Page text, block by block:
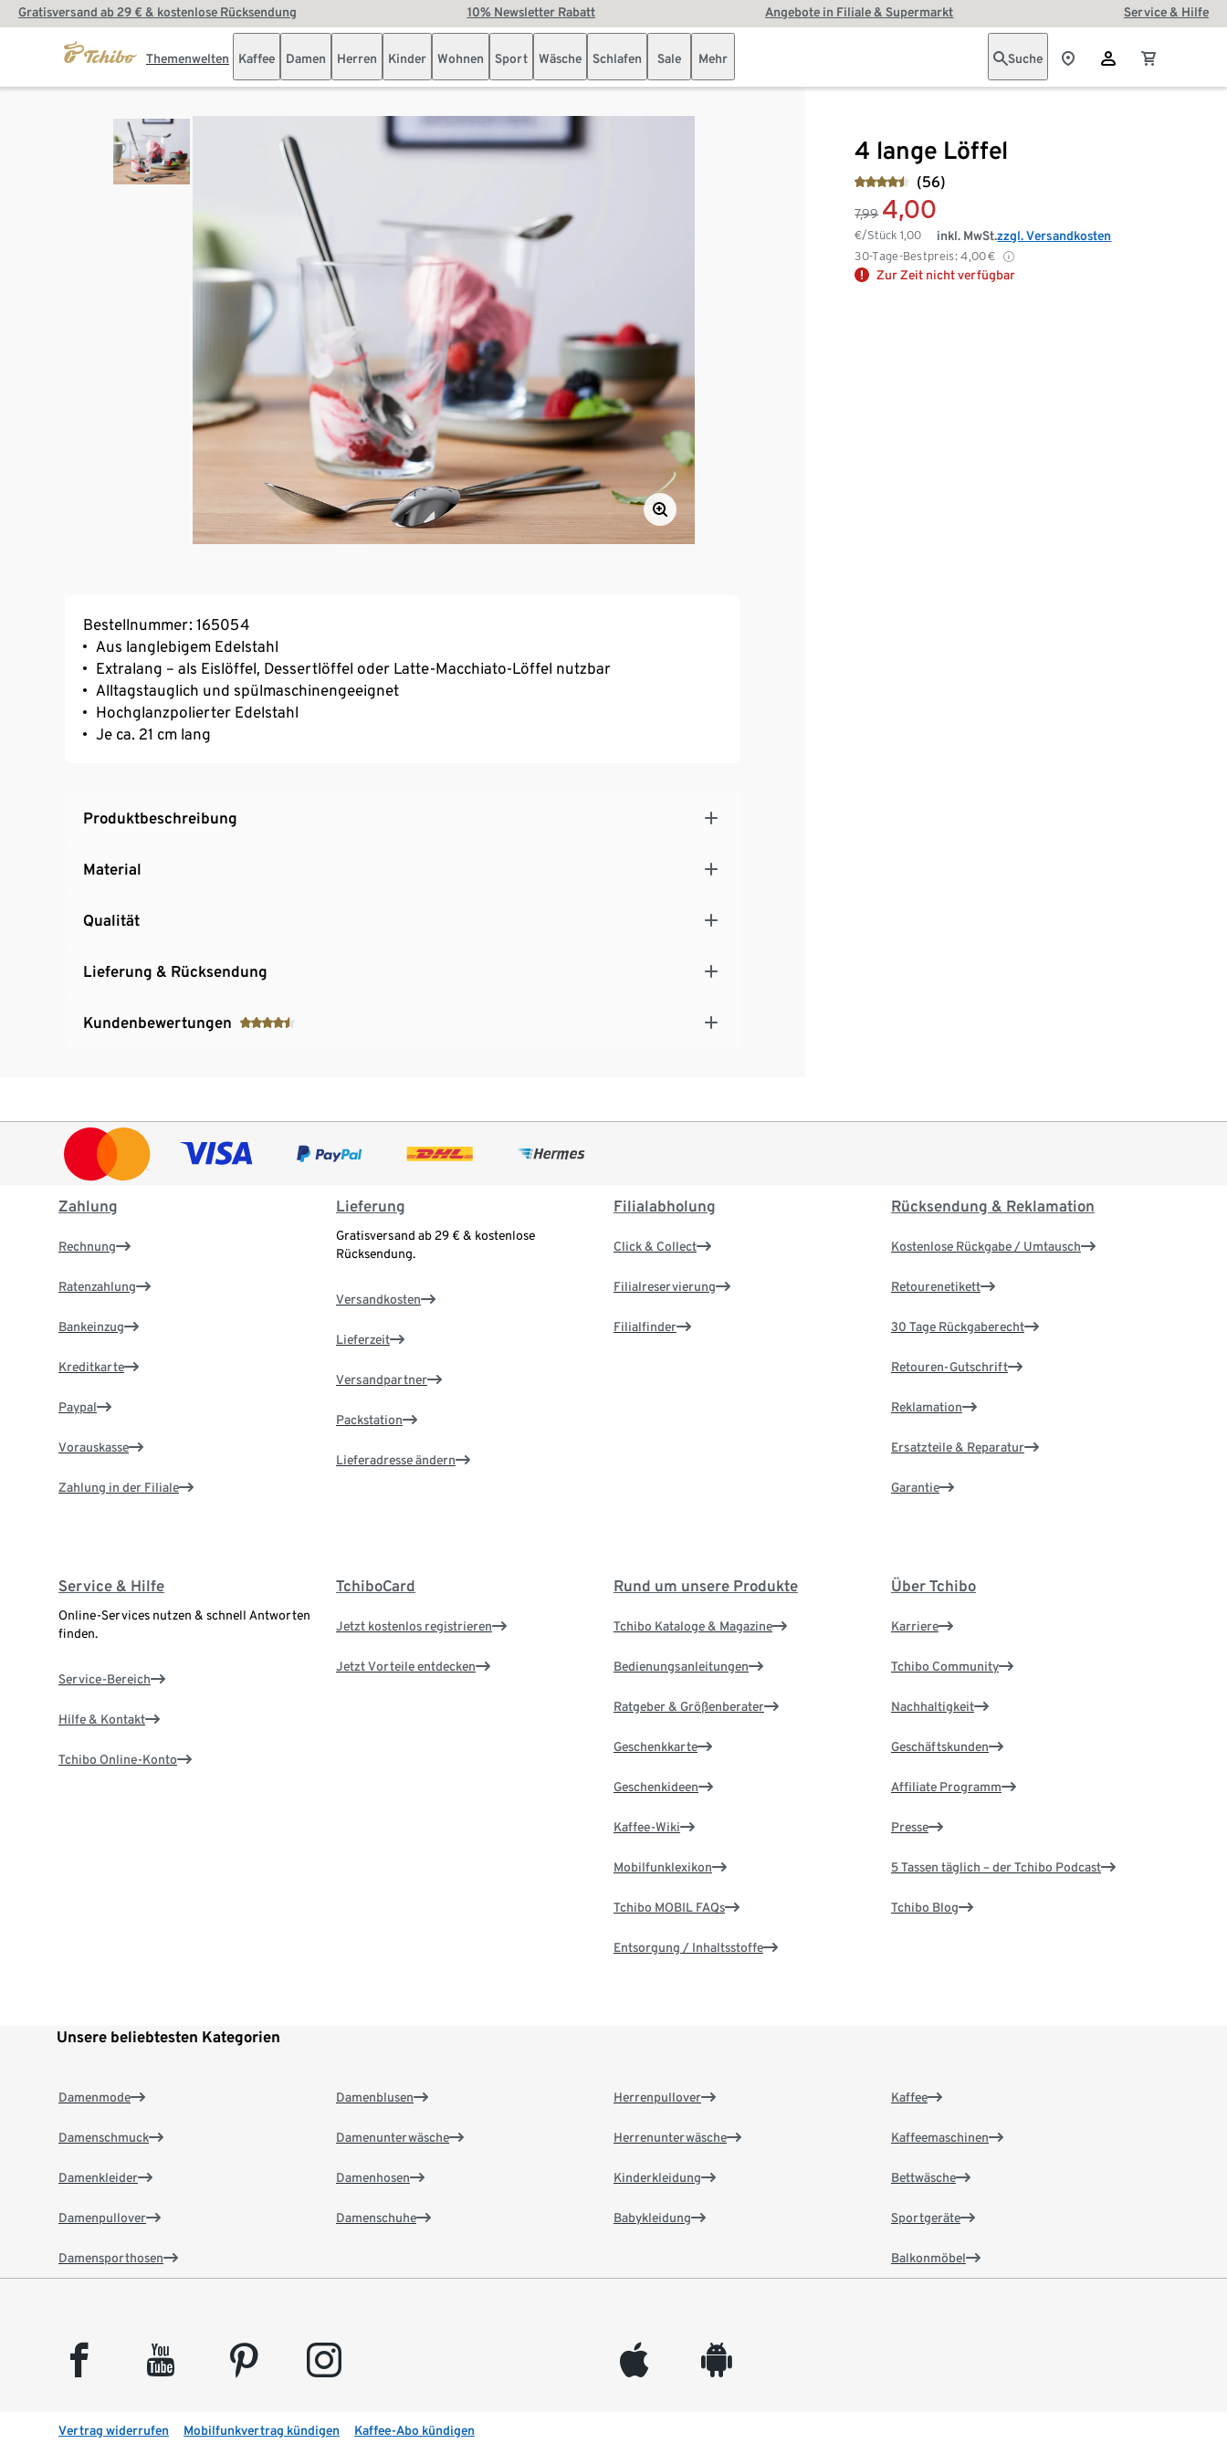
Gratisversand ab 29 € & kostenlose Rücksendung 10% Newsletter Rabatt Angebote in Filiale & Supermarkt Service & Hilfe
Themenwelten Kaffee Damen Herren Kinder Wohnen Sport Wäsche Schlafen Sale Mehr Suche
4 lange Löffel
(56)
7,99 4,00
€/Stück1,00
30-Tage-Bestpreis: 4,00€
inkl. MwSt.zzgl. Versandkosten
Zur Zeit nicht verfügbar
Bestellnummer: 165054
Aus langlebigem Edelstahl
Extralang – als Eislöffel, Dessertlöffel oder Latte-Macchiato-Löffel nutzbar
Alltagstauglich und spülmaschinengeeignet
Hochglanzpolierter Edelstahl
Je ca. 21 cm lang
Produktbeschreibung
Material
Qualität
Lieferung & Rücksendung
Kundenbewertungen
Zahlung
Rechnung
Ratenzahlung
Bankeinzug
Kreditkarte
Paypal
Vorauskasse
Zahlung in der Filiale
Lieferung
Gratisversand ab 29 € & kostenlose
Rücksendung.
Versandkosten
Lieferzeit
Versandpartner
Packstation
Lieferadresse ändern
Filialabholung
Click & Collect
Filialreservierung
Filialfinder
Rücksendung & Reklamation
Kostenlose Rückgabe / Umtausch
Retourenetikett
30 Tage Rückgaberecht
Retouren-Gutschrift
Reklamation
Ersatzteile & Reparatur
Garantie
Service & Hilfe
Online-Services nutzen & schnell Antworten
finden.
Service-Bereich
Hilfe & Kontakt
Tchibo Online-Konto
TchiboCard
Jetzt kostenlos registrieren
Jetzt Vorteile entdecken
Rund um unsere Produkte
Tchibo Kataloge & Magazine
Bedienungsanleitungen
Ratgeber & Größenberater
Geschenkkarte
Geschenkideen
Kaffee-Wiki
Mobilfunklexikon
Tchibo MOBIL FAQs
Entsorgung / Inhaltsstoffe
Über Tchibo
Karriere
Tchibo Community
Nachhaltigkeit
Geschäftskunden
Affiliate Programm
Presse
5 Tassen täglich – der Tchibo Podcast
Tchibo Blog
Unsere beliebtesten Kategorien
Damenmode
Damenschmuck
Damenkleider
Damenpullover
Damensporthosen
Damenblusen
Damenunterwäsche
Damenhosen
Damenschuhe
Herrenpullover
Herrenunterwäsche
Kinderkleidung
Babykleidung
Kaffee
Kaffeemaschinen
Bettwäsche
Sportgeräte
Balkonmöbel
facebook youtube pinterest instagram appleinc android
Vertrag widerrufen Mobilfunkvertrag kündigen Kaffee-Abo kündigen